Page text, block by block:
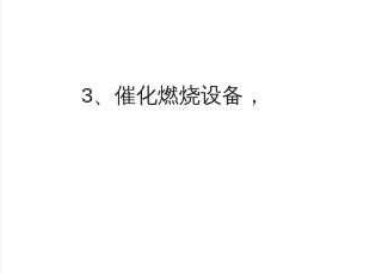
3、催化燃烧设备，